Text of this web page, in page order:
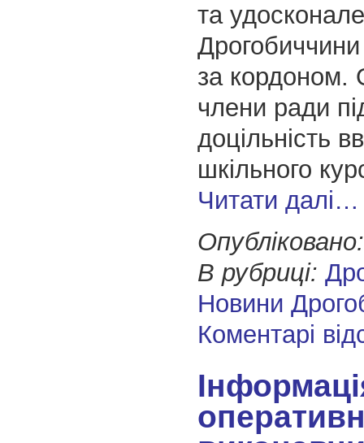
та
Дрогобиччини
за кордоном.
члени ради
доцільність
шкільного
Читати далі…
Опубліковано:
В рубриці:
Новини
Коментарі